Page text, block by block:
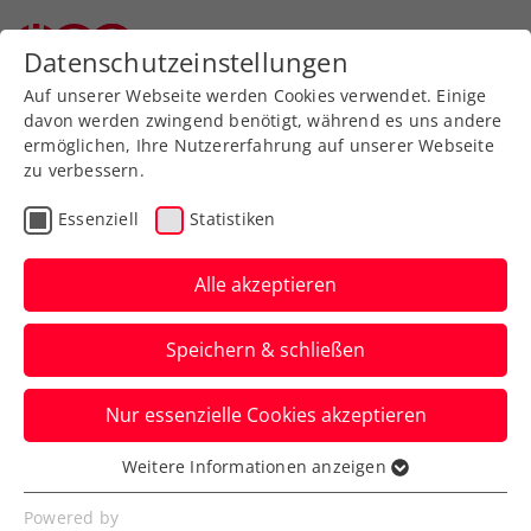
Zurück zur Newsübersicht
Davis Cup
Davis Cup Österreich –
Finnland live auf ORF
SPORT+ und ÖTV TV
So seid ihr live dabei, wenn die ÖTV-
Herren den Kampf um einen Platz beim
Finalturnier 2025 aufnehmen.
Verfasst von: Manuel Wachta, 17.01.2025
Datenschutzeinstellungen
Auf unserer Webseite werden Cookies verwendet. Einige
davon werden zwingend benötigt, während es uns andere
ermöglichen, Ihre Nutzererfahrung auf unserer Webseite
zu verbessern.
Essenziell Statistiken
Alle akzeptieren
Speichern & schließen
Nur essenzielle Cookies akzeptieren
Essenziell
Essenzielle Cookies werden für grundlegende
Weitere Informationen anzeigen
Powered by